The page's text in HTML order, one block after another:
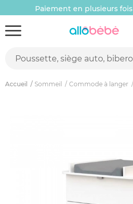
Paiement en plusieurs fois
Accueil Sommeil Commode à langer